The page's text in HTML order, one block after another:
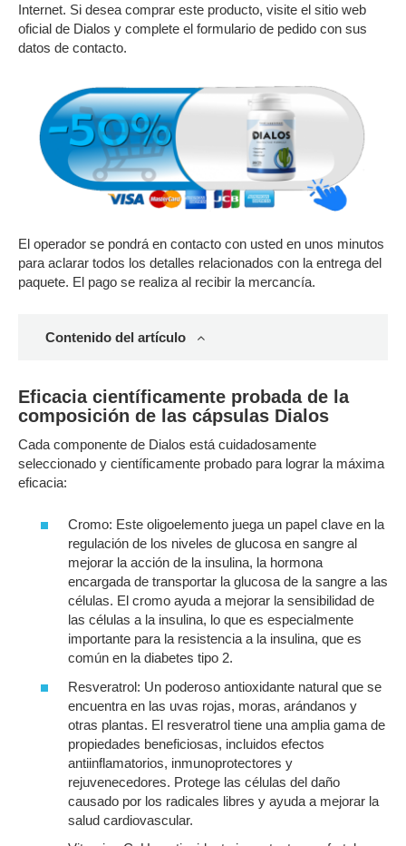
Internet. Si desea comprar este producto, visite el sitio web
oficial de Dialos y complete el formulario de pedido con sus
datos de contacto.
El operador se pondrá en contacto con usted en unos minutos
para aclarar todos los detalles relacionados con la entrega del
paquete. El pago se realiza al recibir la mercancía.
Contenido del artículo
Eficacia científicamente probada de la
composición de las cápsulas Dialos
Cada componente de Dialos está cuidadosamente
seleccionado y científicamente probado para lograr la máxima
eficacia:
Cromo: Este oligoelemento juega un papel clave en la
regulación de los niveles de glucosa en sangre al
mejorar la acción de la insulina, la hormona
encargada de transportar la glucosa de la sangre a las
células. El cromo ayuda a mejorar la sensibilidad de
las células a la insulina, lo que es especialmente
importante para la resistencia a la insulina, que es
común en la diabetes tipo 2.
Resveratrol: Un poderoso antioxidante natural que se
encuentra en las uvas rojas, moras, arándanos y
otras plantas. El resveratrol tiene una amplia gama de
propiedades beneficiosas, incluidos efectos
antiinflamatorios, inmunoprotectores y
rejuvenecedores. Protege las células del daño
causado por los radicales libres y ayuda a mejorar la
salud cardiovascular.